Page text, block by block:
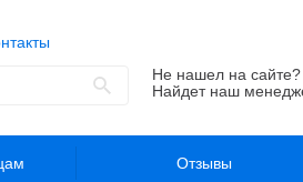
Не нашел на сайте?
Найдет наш
Отзывы